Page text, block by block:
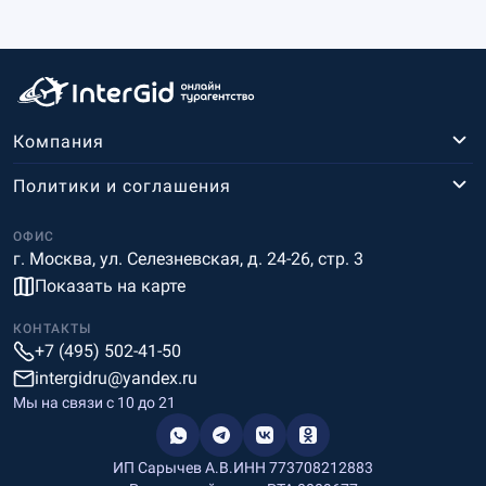
казино, величественные памятники архитектуры и
Компания
ОФИС
г. Москва, ул. Селезневская, д. 24-26, стр. 3
Показать на карте
Политики и соглашения
КОНТАКТЫ
+7 (495) 502-41-50
intergidru@yandex.ru
Мы на связи c 10 до 21
ИП Сарычев А.В.ИНН 773708212883